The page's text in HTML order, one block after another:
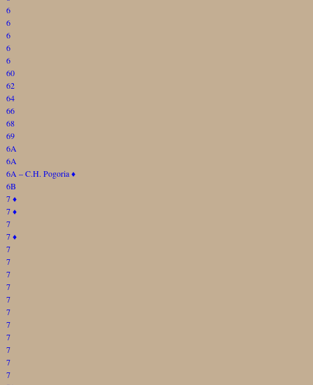
6
6
6
6
6
60
62
64
66
68
69
6A
6A
6A – C.H. Pogoria♦
6B
7♦
7♦
7
7♦
7
7
7
7
7
7
7
7
7
7
7